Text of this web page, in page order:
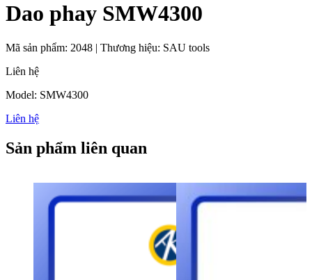
Dao phay SMW4300
Mã sản phẩm: 2048 | Thương hiệu: SAU tools
Liên hệ
Model: SMW4300
Liên hệ
Sản phẩm liên quan